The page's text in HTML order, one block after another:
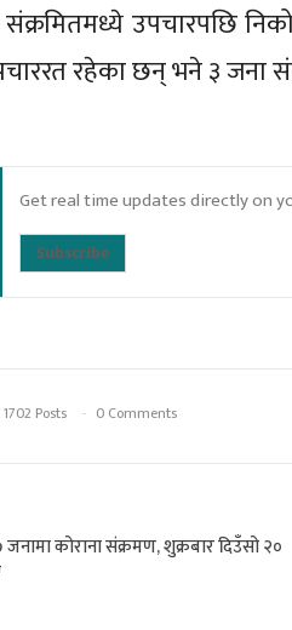
उपचारपछि
रहेका छन् भने ३ जना
Get real time updates directly on
Subscribe
1702 Posts 0 Comments
कोराना संक्रमण, शुक्रबार दिउँसो २०